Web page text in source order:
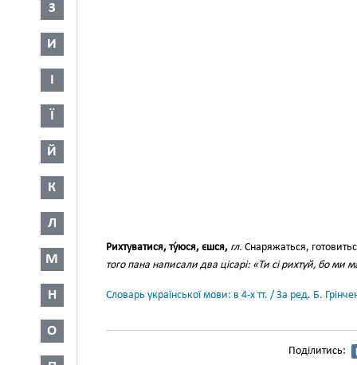
З
И
І
Ї
Й
К
Л
М
Н
О
Рихтуватися, ту́юся, єшся, гл. Снаряжаться,
того пана написали два цісарі: «Ти сі рихтуй, бо ми
Словарь української мови: в 4-х тт. / За ред. Б.
Поділитись: